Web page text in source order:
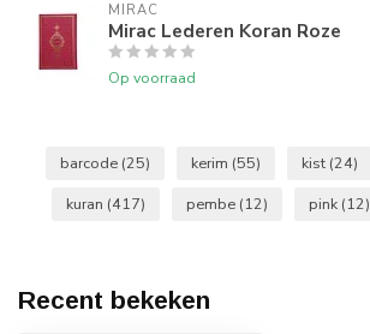
MIRAC
Mirac Lederen Koran Roze
Op voorraad
barcode (25) kerim (55) kist (24)
kuran (417) pembe (12) pink (12)
Recent bekeken